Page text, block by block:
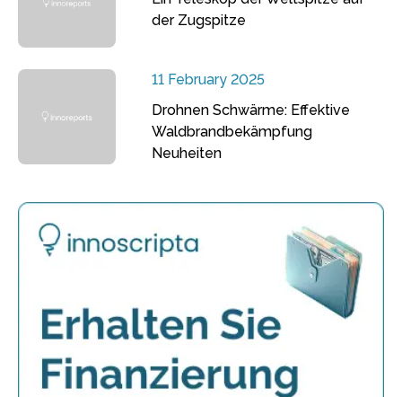
der Zugspitze
11 February 2025
Drohnen Schwärme: Effektive
Waldbrandbekämpfung
Neuheiten